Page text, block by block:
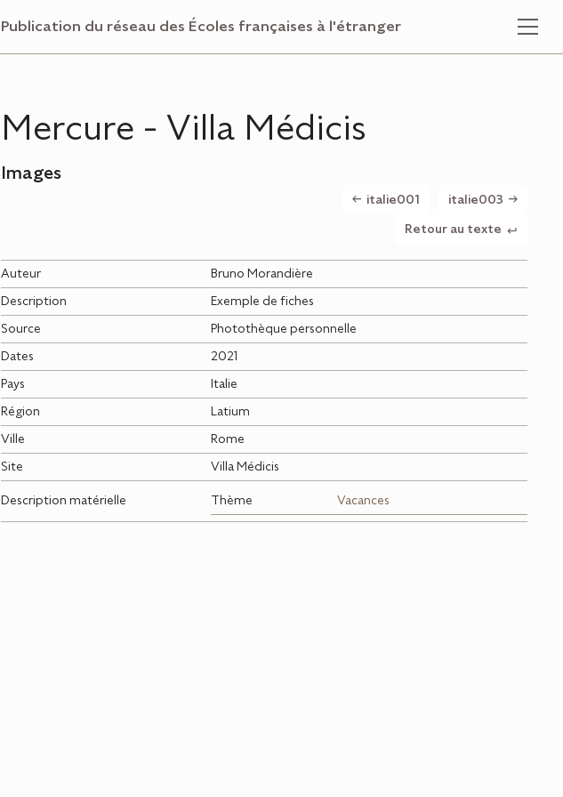
Publication du réseau des Écoles françaises à l'étranger
Mercure - Villa Médicis
Images
italie001
italie003
Retour au texte
Auteur
Bruno Morandière
Description
Exemple de fiches
Source
Photothèque personnelle
Dates
2021
Pays
Italie
Région
Latium
Ville
Rome
Site
Villa Médicis
Description matérielle
Thème Vacances